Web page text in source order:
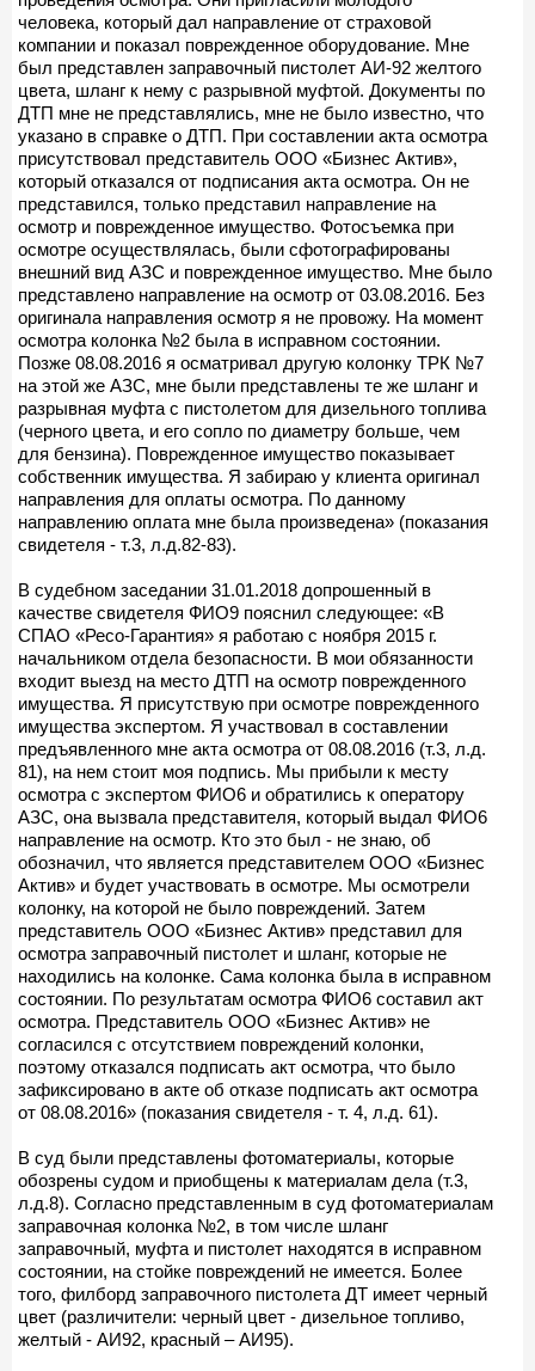
человека, который дал направление от страховой
компании и показал поврежденное оборудование. Мне
был представлен заправочный пистолет АИ-92 желтого
цвета, шланг к нему с разрывной муфтой. Документы по
ДТП мне не представлялись, мне не было известно, что
указано в справке о ДТП. При составлении акта осмотра
присутствовал представитель ООО «Бизнес Актив»,
который отказался от подписания акта осмотра. Он не
представился, только представил направление на
осмотр и поврежденное имущество. Фотосъемка при
осмотре осуществлялась, были сфотографированы
внешний вид АЗС и поврежденное имущество. Мне было
представлено направление на осмотр от 03.08.2016. Без
оригинала направления осмотр я не провожу. На момент
осмотра колонка №2 была в исправном состоянии.
Позже 08.08.2016 я осматривал другую колонку ТРК №7
на этой же АЗС, мне были представлены те же шланг и
разрывная муфта с пистолетом для дизельного топлива
(черного цвета, и его сопло по диаметру больше, чем
для бензина). Поврежденное имущество показывает
собственник имущества. Я забираю у клиента оригинал
направления для оплаты осмотра. По данному
направлению оплата мне была произведена» (показания
свидетеля - т.3, л.д.82-83).
В судебном заседании 31.01.2018 допрошенный в
качестве свидетеля ФИО9 пояснил следующее: «В
СПАО «Ресо-Гарантия» я работаю с ноября 2015 г.
начальником отдела безопасности. В мои обязанности
входит выезд на место ДТП на осмотр поврежденного
имущества. Я присутствую при осмотре поврежденного
имущества экспертом. Я участвовал в составлении
предъявленного мне акта осмотра от 08.08.2016 (т.3, л.д.
81), на нем стоит моя подпись. Мы прибыли к месту
осмотра с экспертом ФИО6 и обратились к оператору
АЗС, она вызвала представителя, который выдал ФИО6
направление на осмотр. Кто это был - не знаю, об
обозначил, что является представителем ООО «Бизнес
Актив» и будет участвовать в осмотре. Мы осмотрели
колонку, на которой не было повреждений. Затем
представитель ООО «Бизнес Актив» представил для
осмотра заправочный пистолет и шланг, которые не
находились на колонке. Сама колонка была в исправном
состоянии. По результатам осмотра ФИО6 составил акт
осмотра. Представитель ООО «Бизнес Актив» не
согласился с отсутствием повреждений колонки,
поэтому отказался подписать акт осмотра, что было
зафиксировано в акте об отказе подписать акт осмотра
от 08.08.2016» (показания свидетеля - т. 4, л.д. 61).
В суд были представлены фотоматериалы, которые
обозрены судом и приобщены к материалам дела (т.3,
л.д.8). Согласно представленным в суд фотоматериалам
заправочная колонка №2, в том числе шланг
заправочный, муфта и пистолет находятся в исправном
состоянии, на стойке повреждений не имеется. Более
того, филборд заправочного пистолета ДТ имеет черный
цвет (различители: черный цвет - дизельное топливо,
желтый - АИ92, красный – АИ95).